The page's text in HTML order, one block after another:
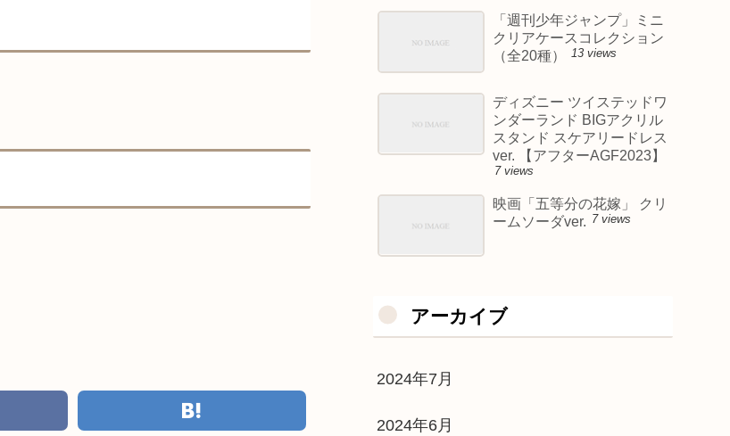
「週刊少年ジャンプ」ミニ
クリアケースコレクション
（全20種）
13 views
ディズニー ツイステッドワ
ンダーランド BIGアクリル
スタンド スケアリードレス
ver. 【アフターAGF2023】
7 views
映画「五等分の花嫁」 クリ
ームソーダver. 7 views
アーカイブ
2024年7月
2024年6月